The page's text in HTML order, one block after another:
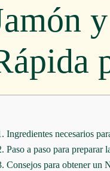
Ingredientes necesarios
Paso a paso para preparar
Consejos para obtener un